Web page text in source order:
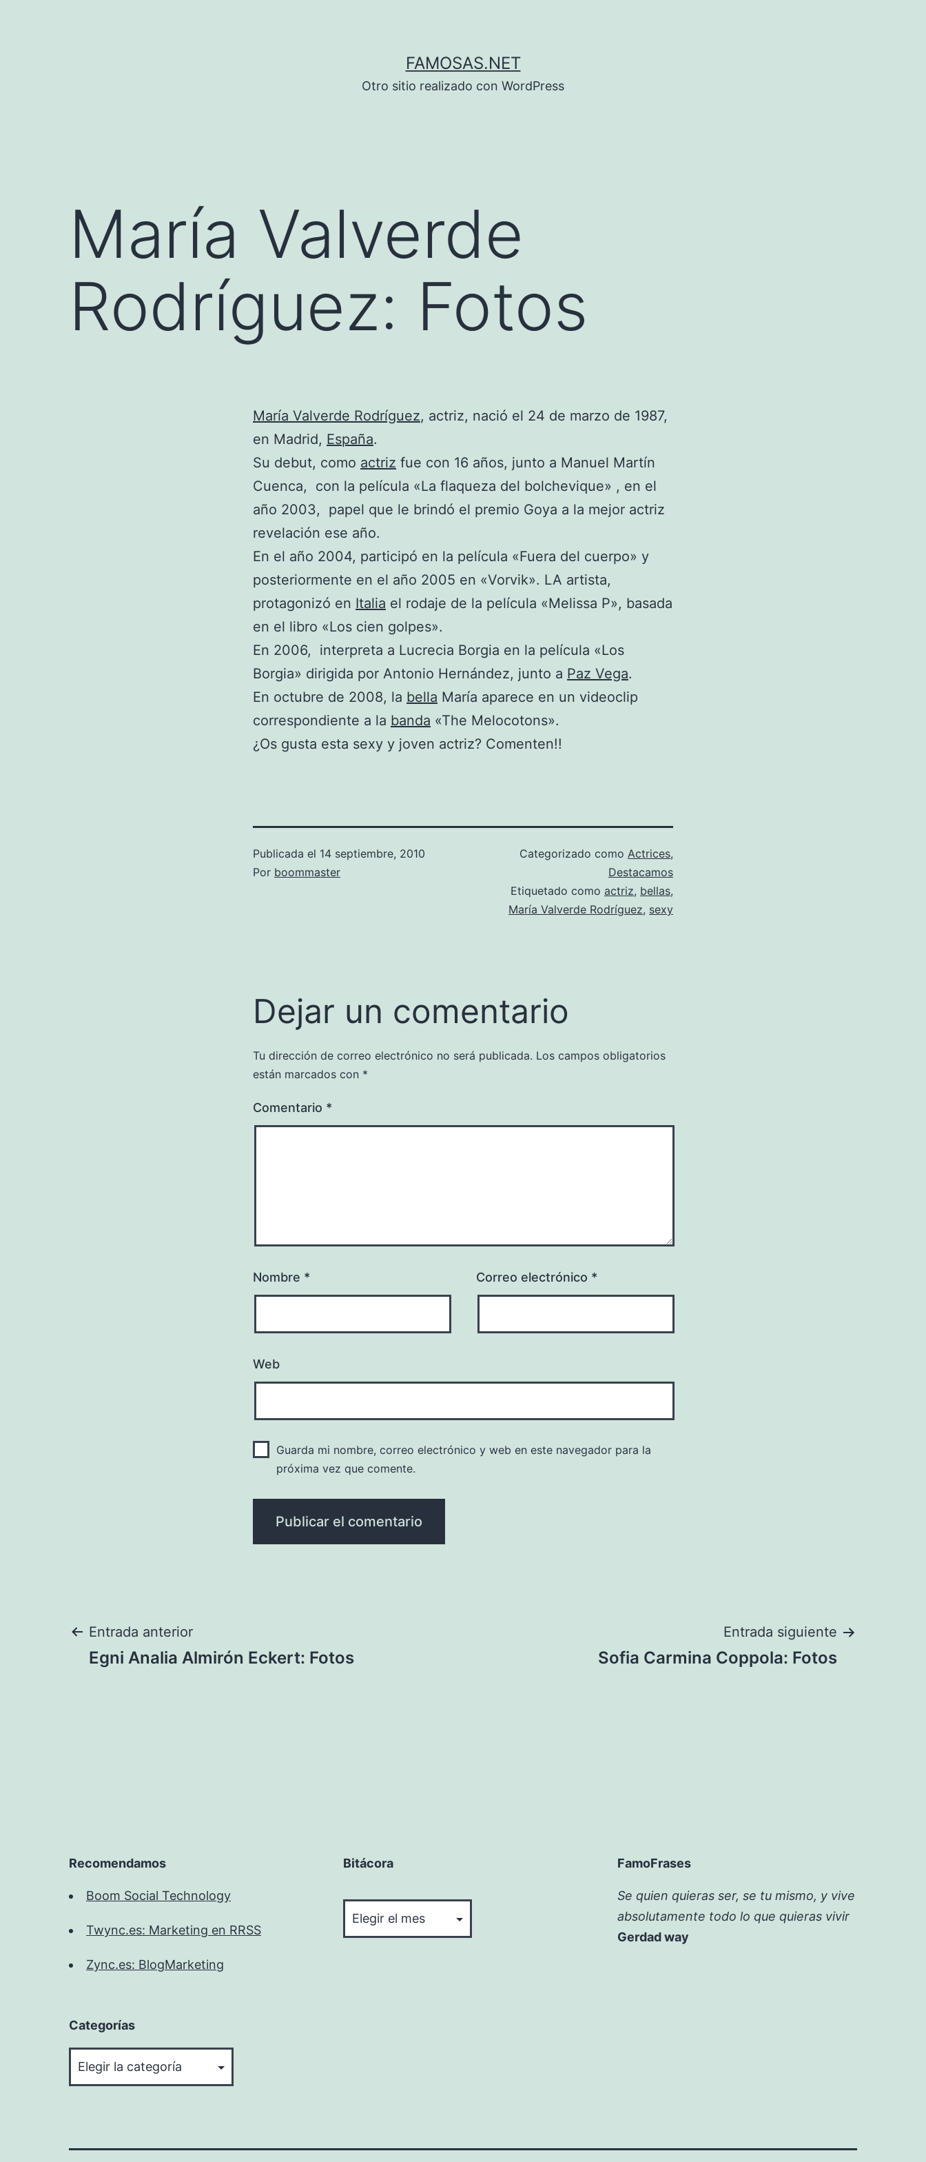
FAMOSAS.NET
Otro sitio realizado con WordPress
María Valverde
Rodríguez: Fotos
María Valverde Rodríguez, actriz, nació el 24 de marzo de 1987,
en Madrid, España.
Su debut, como actriz fue con 16 años, junto a Manuel Martín
Cuenca, con la película «La flaqueza del bolchevique» , en el
año 2003, papel que le brindó el premio Goya a la mejor actriz
revelación ese año.
En el año 2004, participó en la película «Fuera del cuerpo» y
posteriormente en el año 2005 en «Vorvik». LA artista,
protagonizó en Italia el rodaje de la película «Melissa P», basada
en el libro «Los cien golpes».
En 2006, interpreta a Lucrecia Borgia en la película «Los
Borgia» dirigida por Antonio Hernández, junto a Paz Vega.
En octubre de 2008, la bella María aparece en un videoclip
correspondiente a la banda «The Melocotons».
¿Os gusta esta sexy y joven actriz? Comenten!!
Publicada el 14 septiembre, 2010
Por boommaster
Categorizado como Actrices,
Destacamos
Etiquetado como actriz, bellas,
María Valverde Rodríguez, sexy
Dejar un comentario
Tu dirección de correo electrónico no será publicada. Los campos obligatorios
están marcados con *
Comentario *
Nombre * Correo electrónico *
Web
Guarda mi nombre, correo electrónico y web en este navegador para la
próxima vez que comente.
Navegación
Entrada anterior
Egni Analia Almirón Eckert: Fotos
Entrada siguiente
Sofia Carmina Coppola: Fotos
Recomendamos
Boom Social Technology
Twync.es: Marketing en RRSS
Zync.es: BlogMarketing
Bitácora FamoFrases
Se quien quieras ser, se tu mismo, y vive
absolutamente todo lo que quieras vivir
Gerdad way
Categorías